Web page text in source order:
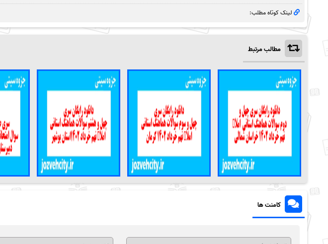
لینک کوتاه مطلب:
مطالب مرتبط
کامنت ها